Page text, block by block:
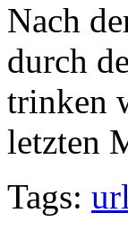
Nach
durch
trinken
letzten
Tags: